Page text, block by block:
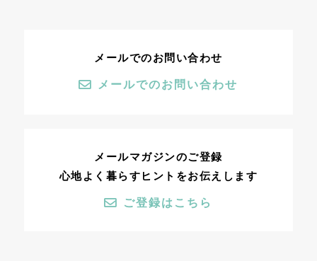
メールでのお問い合わせ
メールでのお問い合わせ
メールマガジンのご登録
心地よく暮らすヒントをお伝えします
ご登録はこちら